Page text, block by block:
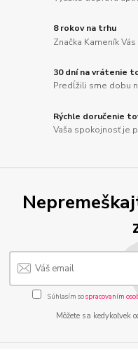
8 rokov na trhu
Značka Kameník
30 dní na vrátenie
Predĺžili sme dobu
Rýchle doručenie
Vaša spokojnosť je
Súhlasím sospracovaním
Môžete sa